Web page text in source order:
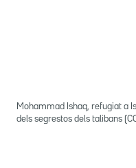
Mohammad Ishaq, refugiat a
dels segrestos dels talibans